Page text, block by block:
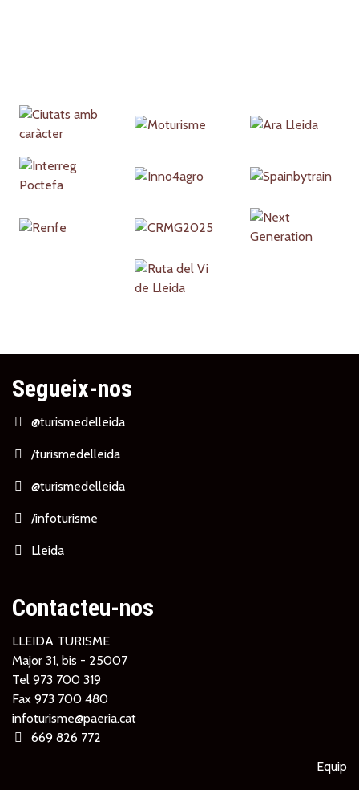
Partners
Segueix-nos
@turismedelleida
/turismedelleida
@turismedelleida
/infoturisme
Lleida
Contacteu-nos
LLEIDA TURISME
Major 31, bis - 25007
Tel 973 700 319
Fax 973 700 480
infoturisme@paeria.cat
669 826 772
Equip